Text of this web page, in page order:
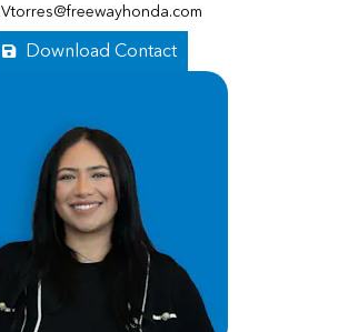
Vtorres@freewayhonda.com
Download Contact